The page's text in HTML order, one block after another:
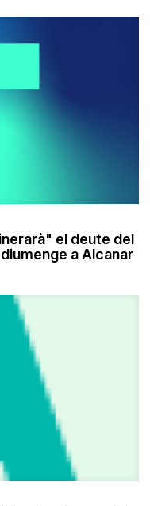
el deute del
a Alcanar